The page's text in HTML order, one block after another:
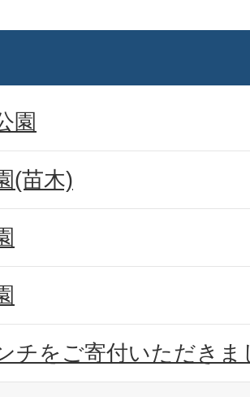
園
(苗木)
チをご寄付いただきま